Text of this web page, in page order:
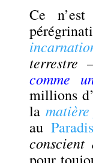
Ce n’est
terrestre
comme
millions
la
auParadis
conscient